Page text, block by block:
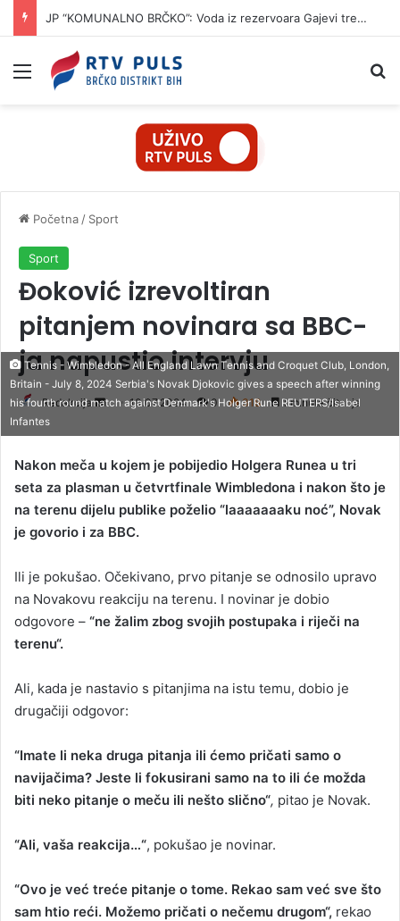
JP “KOMUNALNO BRČKO”: Voda iz rezervoara Gajevi trenutno nije za piće
Izbornik
Početna / Sport
Sport
Đoković izrevoltiran
pitanjem novinara sa BBC-
ja napustio intervju
Redakcija
S
d
a
n
e
a
i
l
10.07.2024 0 318 1 minuta čitanja
Tennis - Wimbledon - All England Lawn Tennis and Croquet Club, London,
Britain - July 8, 2024 Serbia's Novak Djokovic gives a speech after winning
his fourth round match against Denmark's Holger Rune REUTERS/Isabel
Infantes
Nakon meča u kojem je pobijedio Holgera Runea u tri
seta za plasman u četvrtfinale Wimbledona i nakon što je
na terenu dijelu publike poželio “laaaaaaaku noć”, Novak
je govorio i za BBC.
Ili je pokušao. Očekivano, prvo pitanje se odnosilo upravo
na Novakovu reakciju na terenu. I novinar je dobio
odgovore – “ne žalim zbog svojih postupaka i riječi na
terenu“.
Ali, kada je nastavio s pitanjima na istu temu, dobio je
drugačiji odgovor:
“Imate li neka druga pitanja ili ćemo pričati samo o
navijačima? Jeste li fokusirani samo na to ili će možda
biti neko pitanje o meču ili nešto slično“, pitao je Novak.
“Ali, vaša reakcija…“, pokušao je novinar.
“Ovo je već treće pitanje o tome. Rekao sam već sve što
sam htio reći. Možemo pričati o nečemu drugom“, rekao